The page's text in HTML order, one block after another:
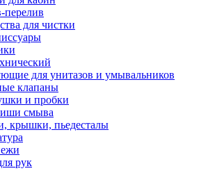
перелив
для чистки
для унитазов и умывальников
клапаны
и пробки
смыва
крышки, пьедесталы
рук